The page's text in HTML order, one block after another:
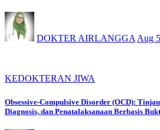
DOKTER AIRLANGGA Aug
KEDOKTERAN JIWA
Obsessive-Compulsive Disorder (OCD):
Diagnosis, dan Penatalaksanaan Berbasis